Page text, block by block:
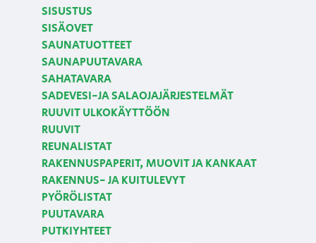
SISUSTUS
SISÄOVET
SAUNATUOTTEET
SAUNAPUUTAVARA
SAHATAVARA
SADEVESI-JA SALAOJAJÄRJESTELMÄT
RUUVIT ULKOKÄYTTÖÖN
RUUVIT
REUNALISTAT
RAKENNUSPAPERIT, MUOVIT JA KANKAAT
RAKENNUS- JA KUITULEVYT
PYÖRÖLISTAT
PUUTAVARA
PUTKIYHTEET